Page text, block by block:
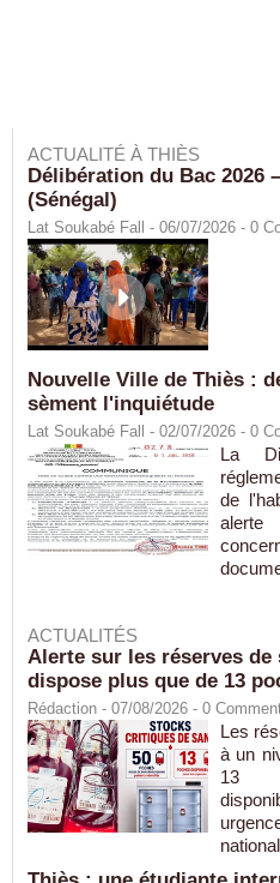
ACTUALITÉ À THIÈS
Délibération du Bac 2026
(Sénégal)
Lat Soukabé Fall - 06/07/2026 - 0
Nouvelle Ville de Thiès :
sèment l'inquiétude
Lat Soukabé Fall - 02/07/2026 - 0
La
de
alerte
ACTUALITÉS
Alerte sur les réserves de
dispose plus que de 13
Rédaction - 07/08/2026 - 0
Les
à un
13